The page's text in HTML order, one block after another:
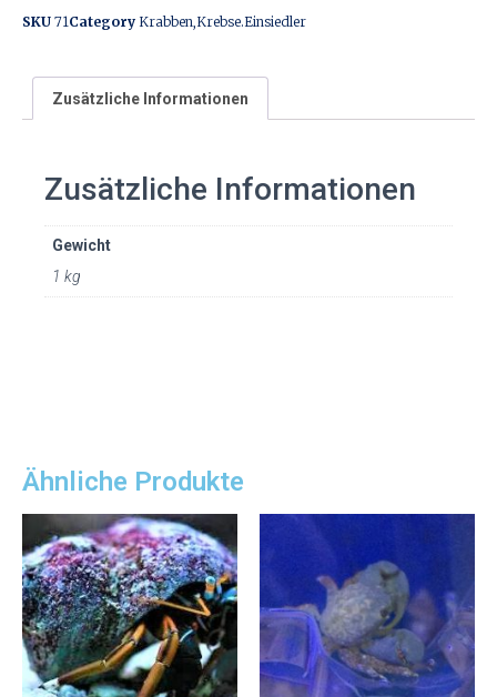
SKU 71Category Krabben,Krebse.Einsiedler
Zusätzliche Informationen
Zusätzliche Informationen
Gewicht
1 kg
Ähnliche Produkte